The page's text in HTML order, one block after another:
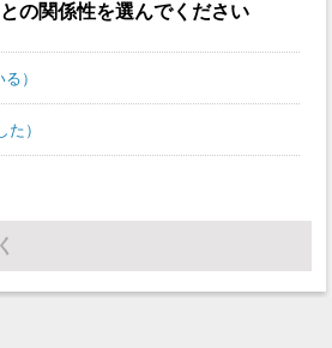
との関係性を選んでください
る
た